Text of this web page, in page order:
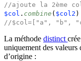
//ajoute la 2ème
$col . combine ( $col2 )
//$col=["a", "b",
La méthode distinct
uniquement des
d’origine :